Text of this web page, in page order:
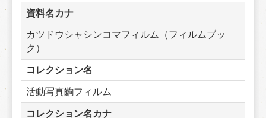
資料名カナ
カツドウシャシンコマフィルム（フィルムブッ
ク）
コレクション名
活動写真齣フィルム
コレクション名カナ